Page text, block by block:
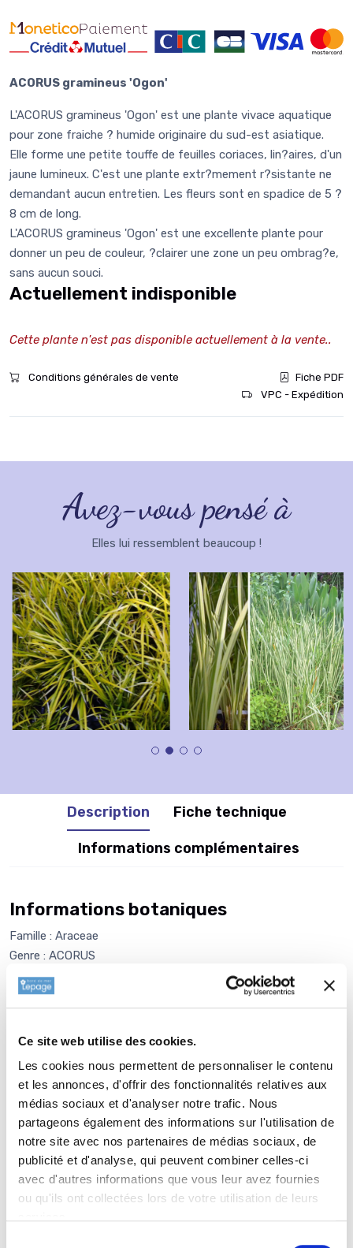
Ce site web utilise des cookies.
Les cookies nous permettent de personnaliser le contenu
et les annonces, d'offrir des fonctionnalités relatives aux
médias sociaux et d'analyser notre trafic. Nous
partageons également des informations sur l'utilisation de
notre site avec nos partenaires de médias sociaux, de
publicité et d'analyse, qui peuvent combiner celles-ci
avec d'autres informations que vous leur avez fournies
ou qu'ils ont collectées lors de votre utilisation de leurs
ACORUS gramineus 'Ogon'
L'ACORUS gramineus 'Ogon' est une plante vivace aquatique
pour zone fraiche ? humide originaire du sud-est asiatique.
Elle forme une petite touffe de feuilles coriaces, lin?aires, d'un
jaune lumineux. C'est une plante extr?mement r?sistante ne
demandant aucun entretien. Les fleurs sont en spadice de 5 ?
8 cm de long.
L'ACORUS gramineus 'Ogon' est une excellente plante pour
donner un peu de couleur, ?clairer une zone un peu ombrag?e,
sans aucun souci.
Actuellement indisponible
Cette plante n'est pas disponible actuellement à la vente..
Conditions générales de vente
Fiche PDF
VPC - Expédition
Avez-vous pensé à
Elles lui ressemblent beaucoup !
Description Fiche technique
Informations complémentaires
Informations botaniques
Famille : Araceae
Genre : ACORUS
Nom vernaculaire : Acore
Complément : 0
'Ogon'
La plantation d’une vivace est une opération très simple. Faire
un trou de 2 à 3 fois la taille du pot. Ameublir au fond du trou
et venir écraser la terre meuble avec la motte de votre
ACORUS gramineus 'Ogon'. Reboucher avec la terre que vous
avez sortie auparavant. Paillez avec 2 à 3 cm de copeau de
bois ou de paille (lin ou chanvre) afin de garder l'humidité,
enrichir et équilibrer votre sol. L’élément le plus important est